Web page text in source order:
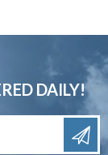
DAILY!